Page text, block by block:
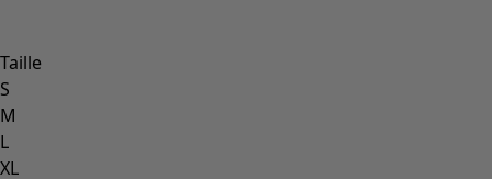
Taille
S
M
L
XL